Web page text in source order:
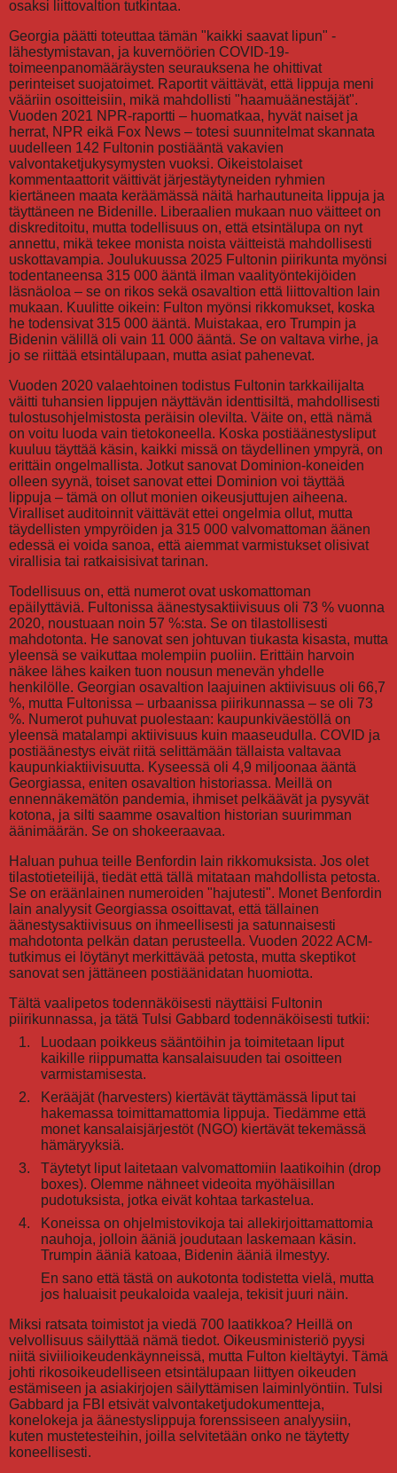
osaksi liittovaltion tutkintaa.
Georgia päätti toteuttaa tämän "kaikki saavat lipun" -
lähestymistavan, ja kuvernöörien COVID-19-
toimeenpanomääräysten seurauksena he ohittivat
perinteiset suojatoimet. Raportit väittävät, että lippuja meni
vääriin osoitteisiin, mikä mahdollisti "haamuäänestäjät".
Vuoden 2021 NPR-raportti – huomatkaa, hyvät naiset ja
herrat, NPR eikä Fox News – totesi suunnitelmat skannata
uudelleen 142 Fultonin postiääntä vakavien
valvontaketjukysymysten vuoksi. Oikeistolaiset
kommentaattorit väittivät järjestäytyneiden ryhmien
kiertäneen maata keräämässä näitä harhautuneita lippuja ja
täyttäneen ne Bidenille. Liberaalien mukaan nuo väitteet on
diskreditoitu, mutta todellisuus on, että etsintälupa on nyt
annettu, mikä tekee monista noista väitteistä mahdollisesti
uskottavampia. Joulukuussa 2025 Fultonin piirikunta myönsi
todentaneensa 315 000 ääntä ilman vaalityöntekijöiden
läsnäoloa – se on rikos sekä osavaltion että liittovaltion lain
mukaan. Kuulitte oikein: Fulton myönsi rikkomukset, koska
he todensivat 315 000 ääntä. Muistakaa, ero Trumpin ja
Bidenin välillä oli vain 11 000 ääntä. Se on valtava virhe, ja
jo se riittää etsintälupaan, mutta asiat pahenevat.
Vuoden 2020 valaehtoinen todistus Fultonin tarkkailijalta
väitti tuhansien lippujen näyttävän identtisiltä, mahdollisesti
tulostusohjelmistosta peräisin olevilta. Väite on, että nämä
on voitu luoda vain tietokoneella. Koska postiäänestysliput
kuuluu täyttää käsin, kaikki missä on täydellinen ympyrä, on
erittäin ongelmallista. Jotkut sanovat Dominion-koneiden
olleen syynä, toiset sanovat ettei Dominion voi täyttää
lippuja – tämä on ollut monien oikeusjuttujen aiheena.
Viralliset auditoinnit väittävät ettei ongelmia ollut, mutta
täydellisten ympyröiden ja 315 000 valvomattoman äänen
edessä ei voida sanoa, että aiemmat varmistukset olisivat
virallisia tai ratkaisisivat tarinan.
Todellisuus on, että numerot ovat uskomattoman
epäilyttäviä. Fultonissa äänestysaktiivisuus oli 73 % vuonna
2020, noustuaan noin 57 %:sta. Se on tilastollisesti
mahdotonta. He sanovat sen johtuvan tiukasta kisasta, mutta
yleensä se vaikuttaa molempiin puoliin. Erittäin harvoin
näkee lähes kaiken tuon nousun menevän yhdelle
henkilölle. Georgian osavaltion laajuinen aktiivisuus oli 66,7
%, mutta Fultonissa – urbaanissa piirikunnassa – se oli 73
%. Numerot puhuvat puolestaan: kaupunkiväestöllä on
yleensä matalampi aktiivisuus kuin maaseudulla. COVID ja
postiäänestys eivät riitä selittämään tällaista valtavaa
kaupunkiaktiivisuutta. Kyseessä oli 4,9 miljoonaa ääntä
Georgiassa, eniten osavaltion historiassa. Meillä on
ennennäkemätön pandemia, ihmiset pelkäävät ja pysyvät
kotona, ja silti saamme osavaltion historian suurimman
äänimäärän. Se on shokeeraavaa.
Haluan puhua teille Benfordin lain rikkomuksista. Jos olet
tilastotieteilijä, tiedät että tällä mitataan mahdollista petosta.
Se on eräänlainen numeroiden "hajutesti". Monet Benfordin
lain analyysit Georgiassa osoittavat, että tällainen
äänestysaktiivisuus on ihmeellisesti ja satunnaisesti
mahdotonta pelkän datan perusteella. Vuoden 2022 ACM-
tutkimus ei löytänyt merkittävää petosta, mutta skeptikot
sanovat sen jättäneen postiäänidatan huomiotta.
Tältä vaalipetos todennäköisesti näyttäisi Fultonin
piirikunnassa, ja tätä Tulsi Gabbard todennäköisesti tutkii:
Luodaan poikkeus sääntöihin ja toimitetaan liput
kaikille riippumatta kansalaisuuden tai osoitteen
varmistamisesta.
Kerääjät (harvesters) kiertävät täyttämässä liput tai
hakemassa toimittamattomia lippuja. Tiedämme että
monet kansalaisjärjestöt (NGO) kiertävät tekemässä
hämäryyksiä.
Täytetyt liput laitetaan valvomattomiin laatikoihin (drop
boxes). Olemme nähneet videoita myöhäisillan
pudotuksista, jotka eivät kohtaa tarkastelua.
Koneissa on ohjelmistovikoja tai allekirjoittamattomia
nauhoja, jolloin ääniä joudutaan laskemaan käsin.
Trumpin ääniä katoaa, Bidenin ääniä ilmestyy.
En sano että tästä on aukotonta todistetta vielä, mutta
jos haluaisit peukaloida vaaleja, tekisit juuri näin.
Miksi ratsata toimistot ja viedä 700 laatikkoa? Heillä on
velvollisuus säilyttää nämä tiedot. Oikeusministeriö pyysi
niitä siviilioikeudenkäynneissä, mutta Fulton kieltäytyi. Tämä
johti rikosoikeudelliseen etsintälupaan liittyen oikeuden
estämiseen ja asiakirjojen säilyttämisen laiminlyöntiin. Tulsi
Gabbard ja FBI etsivät valvontaketjudokumentteja,
konelokeja ja äänestyslippuja forenssiseen analyysiin,
kuten mustetesteihin, joilla selvitetään onko ne täytetty
koneellisesti.